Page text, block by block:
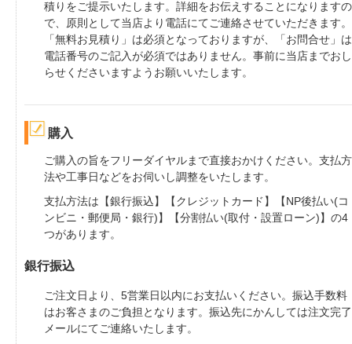
積りをご提示いたします。詳細をお伝えすることになりますの
で、原則として当店より電話にてご連絡させていただきます。
「無料お見積り」は必須となっておりますが、「お問合せ」は
電話番号のご記入が必須ではありません。事前に当店までおし
らせくださいますようお願いいたします。
購入
ご購入の旨をフリーダイヤルまで直接おかけください。支払方
法や工事日などをお伺いし調整をいたします。
支払方法は【銀行振込】【クレジットカード】【NP後払い(コ
ンビニ・郵便局・銀行)】【分割払い(取付・設置ローン)】の4
つがあります。
銀行振込
ご注文日より、5営業日以内にお支払いください。振込手数料
はお客さまのご負担となります。振込先にかんしては注文完了
メールにてご連絡いたします。